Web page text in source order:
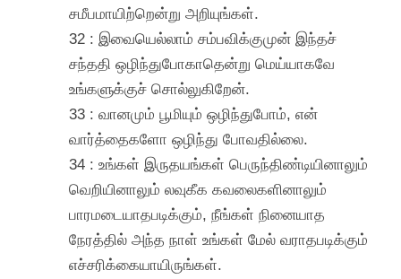
சமீபமாயிற்றென்று அறியுங்கள்.
32 : இவையெல்லாம் சம்பவிக்குமுன் இந்தச்
சந்ததி ஒழிந்துபோகாதென்று மெய்யாகவே
உங்களுக்குச் சொல்லுகிறேன்.
33 : வானமும் பூமியும் ஒழிந்துபோம், என்
வார்த்தைகளோ ஒழிந்து போவதில்லை.
34 : உங்கள் இருதயங்கள் பெருந்திண்டியினாலும்
வெறியினாலும் லவுகீக கவலைகளினாலும்
பாரமடையாதபடிக்கும், நீங்கள் நினையாத
நேரத்தில் அந்த நாள் உங்கள் மேல் வராதபடிக்கும்
எச்சரிக்கையாயிருங்கள்.